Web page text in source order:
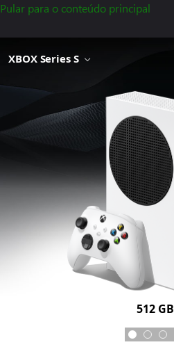
Pular para o conteúdo principal
XBOX Series S
512 GB